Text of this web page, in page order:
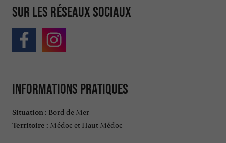
Sur les réseaux sociaux
Informations pratiques
Situation : Bord de Mer
Territoire : Médoc et Haut Médoc